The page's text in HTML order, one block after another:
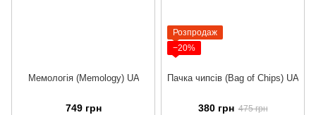
Мемологія (Memology) UA
749 грн
Розпродаж
−20%
Пачка чипсів (Bag of Chips) UA
380 грн 475 грн